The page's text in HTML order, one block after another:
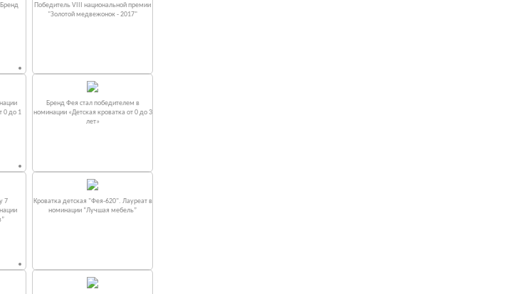
Победитель VIII национальной премии
"Золотой медвежонок - 2017"
0 до 1
Бренд Фея стал победителем в
номинации «Детская кроватка от 0 до 3
лет»
7
Кроватка детская "Фея-620". Лауреат в
номинации “Лучшая мебель”